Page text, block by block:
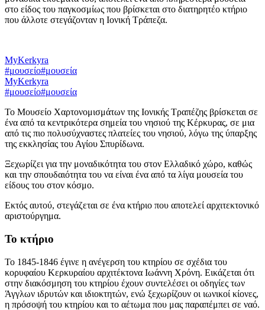
στο είδος του παγκοσμίως που βρίσκεται στο διατηρητέο κτήριο
που άλλοτε στεγάζονταν η Ιονική Τράπεζα.
MyKerkyra
#μουσείο#μουσεία
MyKerkyra
#μουσείο#μουσεία
Το Μουσείο Χαρτονομισμάτων της Ιονικής Τραπέζης βρίσκεται σε
ένα από τα κεντρικότερα σημεία του νησιού της Κέρκυρας, σε μια
από τις πιο πολυσύχναστες πλατείες του νησιού, λόγω της ύπαρξης
της εκκλησίας του Αγίου Σπυρίδωνα.
Ξεχωρίζει για την μοναδικότητα του στον Ελλαδικό χώρο, καθώς
και την σπουδαιότητα του να είναι ένα από τα λίγα μουσεία του
είδους του στον κόσμο.
Εκτός αυτού, στεγάζεται σε ένα κτήριο που αποτελεί αρχιτεκτονικό
αριστούργημα.
Το κτήριο
Το 1845-1846 έγινε η ανέγερση του κτηρίου σε σχέδια του
κορυφαίου Κερκυραίου αρχιτέκτονα Ιωάννη Χρόνη. Εικάζεται ότι
στην διακόσμηση του κτηρίου έχουν συντελέσει οι οδηγίες των
Άγγλων ιδρυτών και ιδιοκτητών, ενώ ξεχωρίζουν οι ιωνικοί κίονες,
η πρόσοψή του κτηρίου και το αέτωμα που μας παραπέμπει σε ναό.